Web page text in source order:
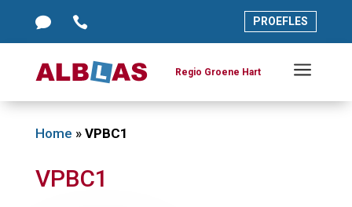
  PROEFLES
  PROEFLES
Regio Groene Hart a
Regio Groene Hart a
Home » VPBC1
VPBC1